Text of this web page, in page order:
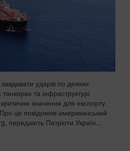
ударів по деяких
та інфраструктурі
значення для експорту
це повідомив американський
передають Патріоти Україн...